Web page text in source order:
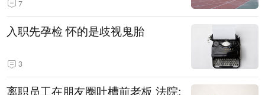
7
入职先孕检 怀的是歧视鬼胎
3
离职员工在朋友圈吐槽前老板 法院: